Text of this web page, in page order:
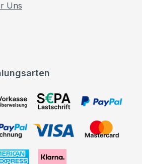
Uns
SEPA-Lastschrift, PayPal
Rechnung, VISA, Mastercard